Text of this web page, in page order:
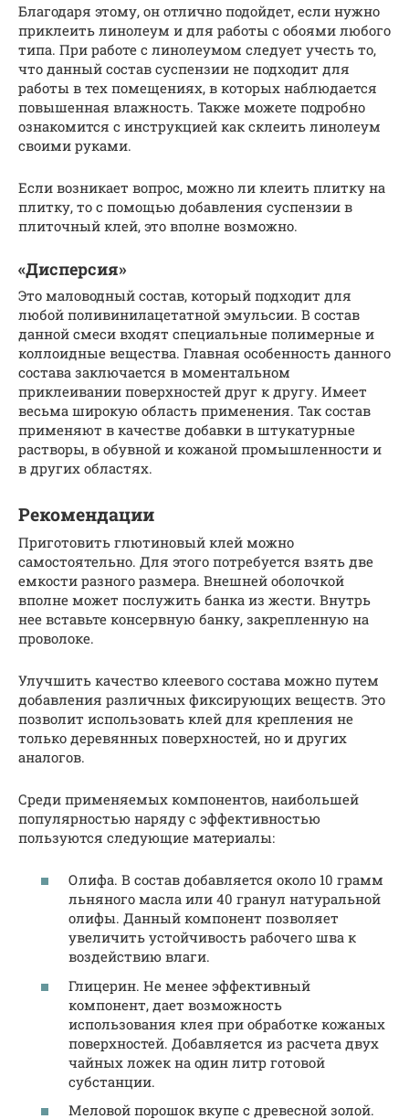
Благодаря этому, он отлично подойдет, если нужно
приклеить линолеум и для работы с обоями любого
типа. При работе с линолеумом следует учесть то,
что данный состав суспензии не подходит для
работы в тех помещениях, в которых наблюдается
повышенная влажность. Также можете подробно
ознакомится с инструкцией как склеить линолеум
своими руками.
Если возникает вопрос, можно ли клеить плитку на
плитку, то с помощью добавления суспензии в
плиточный клей, это вполне возможно.
«Дисперсия»
Это маловодный состав, который подходит для
любой поливинилацетатной эмульсии. В состав
данной смеси входят специальные полимерные и
коллоидные вещества. Главная особенность данного
состава заключается в моментальном
приклеивании поверхностей друг к другу. Имеет
весьма широкую область применения. Так состав
применяют в качестве добавки в штукатурные
растворы, в обувной и кожаной промышленности и
в других областях.
Рекомендации
Приготовить глютиновый клей можно
самостоятельно. Для этого потребуется взять две
емкости разного размера. Внешней оболочкой
вполне может послужить банка из жести. Внутрь
нее вставьте консервную банку, закрепленную на
проволоке.
Улучшить качество клеевого состава можно путем
добавления различных фиксирующих веществ. Это
позволит использовать клей для крепления не
только деревянных поверхностей, но и других
аналогов.
Среди применяемых компонентов, наибольшей
популярностью наряду с эффективностью
пользуются следующие материалы:
Олифа. В состав добавляется около 10 грамм
льняного масла или 40 гранул натуральной
олифы. Данный компонент позволяет
увеличить устойчивость рабочего шва к
воздействию влаги.
Глицерин. Не менее эффективный
компонент, дает возможность
использования клея при обработке кожаных
поверхностей. Добавляется из расчета двух
чайных ложек на один литр готовой
субстанции.
Меловой порошок вкупе с древесной золой.